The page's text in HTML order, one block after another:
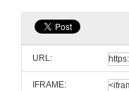
URL:
IFRAME: